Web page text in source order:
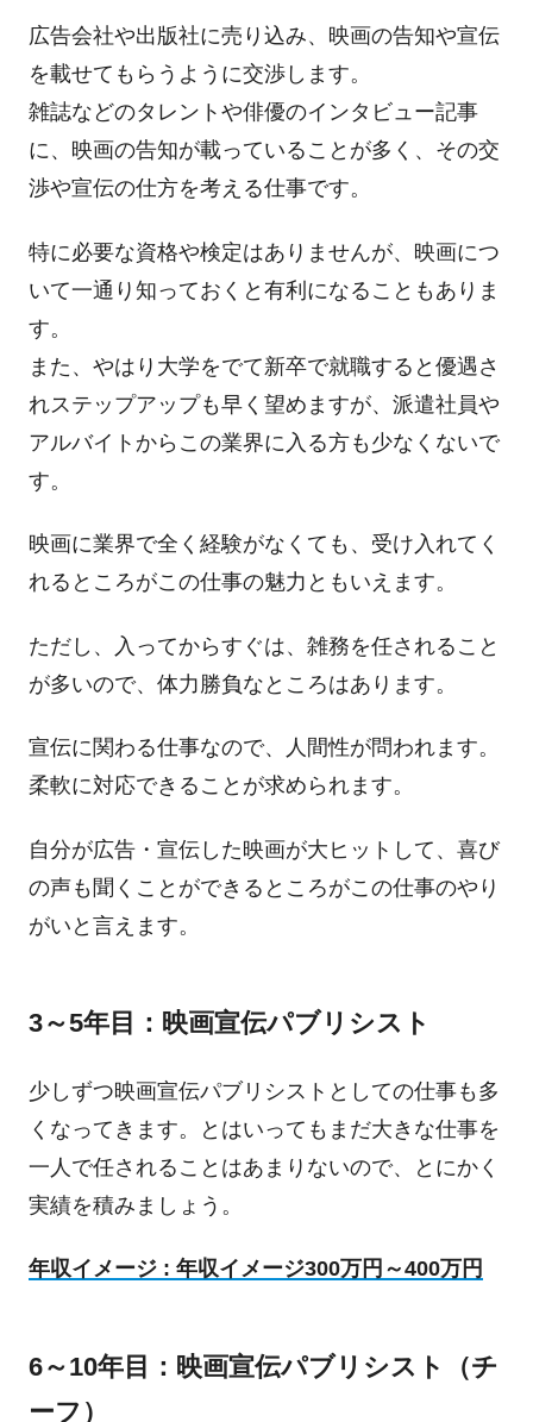
広告会社や出版社に売り込み、映画の告知や宣伝
を載せてもらうように交渉します。
雑誌などのタレントや俳優のインタビュー記事
に、映画の告知が載っていることが多く、その交
渉や宣伝の仕方を考える仕事です。
特に必要な資格や検定はありませんが、映画につ
いて一通り知っておくと有利になることもありま
す。
また、やはり大学をでて新卒で就職すると優遇さ
れステップアップも早く望めますが、派遣社員や
アルバイトからこの業界に入る方も少なくないで
す。
映画に業界で全く経験がなくても、受け入れてく
れるところがこの仕事の魅力ともいえます。
ただし、入ってからすぐは、雑務を任されること
が多いので、体力勝負なところはあります。
宣伝に関わる仕事なので、人間性が問われます。
柔軟に対応できることが求められます。
自分が広告・宣伝した映画が大ヒットして、喜び
の声も聞くことができるところがこの仕事のやり
がいと言えます。
3～5年目：映画宣伝パブリシスト
少しずつ映画宣伝パブリシストとしての仕事も多
くなってきます。とはいってもまだ大きな仕事を
一人で任されることはあまりないので、とにかく
実績を積みましょう。
年収イメージ : 年収イメージ300万円～400万円
6～10年目：映画宣伝パブリシスト（チ
ーフ）